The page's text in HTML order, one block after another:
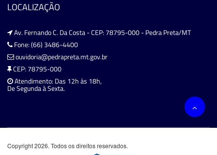
LOCALIZAÇÃO
Av. Fernando C. Da Costa - CEP: 78795-000 - Pedra Preta/MT
Fone: (66) 3486-4400
ouvidoria@pedrapreta.mt.gov.br
CEP: 78795-000
Atendimento: Das 12h às 18h,
De Segunda à Sexta.
Copyright 2026. Todos os direitos reservados.